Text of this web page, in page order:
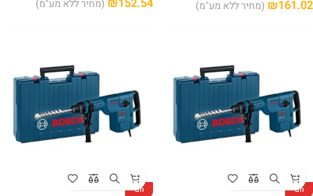
₪161.02 (מחיר ללא מע"מ) ₪152.54 (מחיר ללא מע"מ)
חם חם